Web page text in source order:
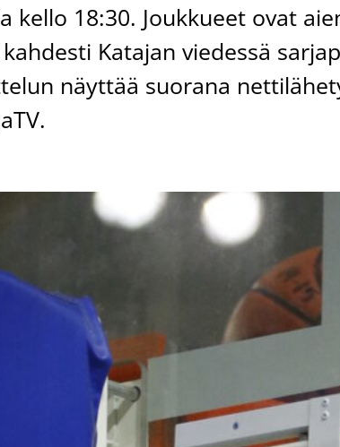
kello 18:30. Joukkueet ovat
Katajan viedessä
näyttää suorana